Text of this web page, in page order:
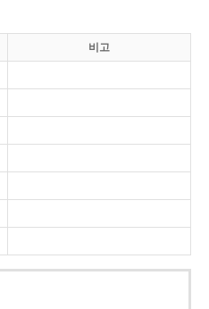
비고